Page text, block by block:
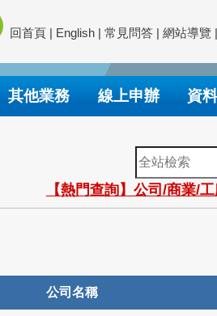
回首頁 | English | 常見問答 | 網站導覽 |
其他業務 線上申辦 資
全
站
檢
索
【熱門查詢】公司/商業/
公司名稱